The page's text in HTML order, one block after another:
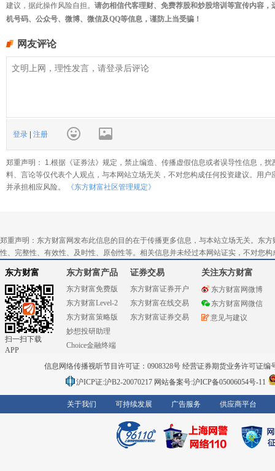
建议，据此操作风险自担。 请勿相信代客理财、免费荐股和炒股培训等宣传内容
机号码、公众号、微博、微信及QQ等信息，谨防上当受骗！
网友评论
登录 注册
郑重声明： 1.根据《证券法》规定，禁止编造、传播虚假信息或者误导性信息，
料、言论等仅代表个人观点，与本网站立场无关，不对您构成任何投资建议。用
并承担相应风险。
《东方财富社区管理规定》
郑重声明：东方财富网发布此信息的目的在于传播更多信息，与本站立场无关。东
性、完整性、有效性、及时性、原创性等。相关信息并未经过本网站证实，不对您
东方财富
扫一扫下载
APP
东方财富产品
东方财富免费版
东方财富Level-2
东方财富策略版
妙想投研助理
Choice金融终端
证券交易
东方财富证券开户
东方财富在线交易
东方财富证券交易
关注东方财富
东方财富网微博
东方财富网微信
意见与建议
信息网络传播视听节目许可证：0908328号 经营证券期货业务许可证编
沪ICP证:沪B2-20070217 网站备案号:沪ICP备05006054号-11
关于我们 可持续发展 广告服务 供应商平台